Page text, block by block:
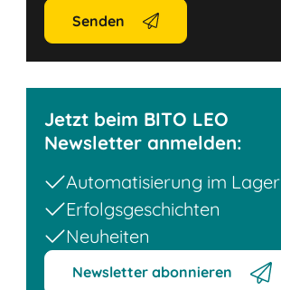
Senden
Jetzt beim BITO LEO
Newsletter anmelden:
Automatisierung im Lager
Erfolgsgeschichten
Neuheiten
Newsletter abonnieren